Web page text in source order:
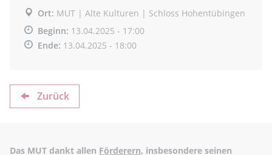
Ort: MUT | Alte Kulturen | Schloss Hohentübingen
Beginn: 13.04.2025 - 17:00
Ende: 13.04.2025 - 18:00
Zurück
Das MUT dankt allen Förderern, insbesondere seinen